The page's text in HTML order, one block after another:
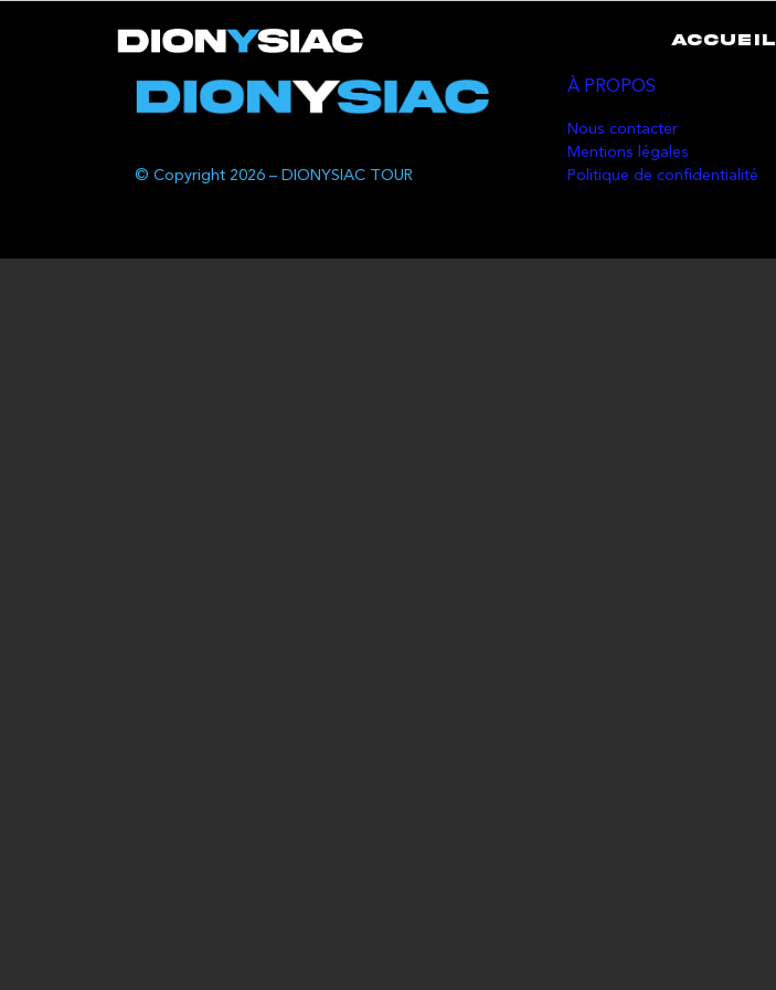
ACCUEIL
© Copyright 2026 – DIONYSIAC TOUR
À PROPOS
Nous contacter
Mentions légales
Politique de confidentialité